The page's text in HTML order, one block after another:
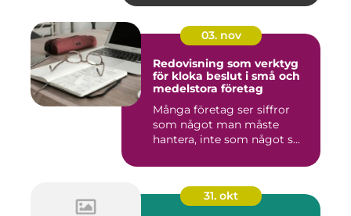
03. nov
Redovisning som verktyg
för kloka beslut i små och
medelstora företag
Många företag ser siffror
som något man måste
hantera, inte som något s...
31. okt